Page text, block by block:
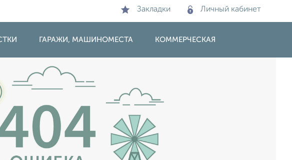
Закладки Личный кабинет
ГАРАЖИ, МАШИНОМЕСТА КОММЕРЧЕСКАЯ